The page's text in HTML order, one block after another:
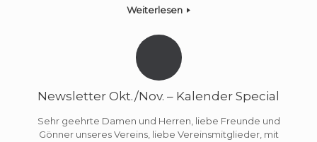
Weiterlesen
Newsletter Okt./Nov. – Kalender Special
Sehr geehrte Damen und Herren, liebe Freunde und
Gönner unseres Vereins, liebe Vereinsmitglieder, mit